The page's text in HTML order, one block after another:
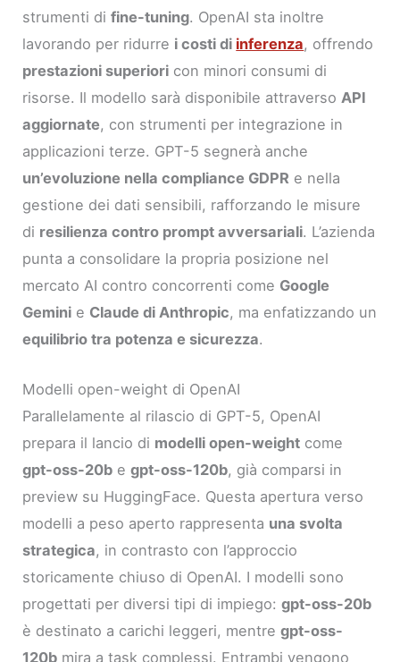
strumenti difine-tuning. OpenAI sta inoltre
lavorando per ridurre i costi di inferenza, offrendo
prestazioni superiori con minori consumi di
risorse. Il modello sarà disponibile attraverso API
aggiornate, con strumenti per integrazione in
applicazioni terze. GPT-5 segnerà anche
un’evoluzione nella compliance GDPR e nella
gestione dei dati sensibili, rafforzando le misure
di resilienza contro prompt avversariali. L’azienda
punta a consolidare la propria posizione nel
mercato AI contro concorrenti come Google
Gemini e Claude di Anthropic, ma enfatizzando un
equilibrio tra potenza e sicurezza.
Modelli open-weight di OpenAI
Parallelamente al rilascio di GPT-5, OpenAI
prepara il lancio di modelli open-weight come
gpt-oss-20b egpt-oss-120b, già comparsi in
preview su HuggingFace. Questa apertura verso
modelli a peso aperto rappresenta una svolta
strategica, in contrasto con l’approccio
storicamente chiuso di OpenAI. I modelli sono
progettati per diversi tipi di impiego:gpt-oss-20b
è destinato a carichi leggeri, mentregpt-oss-
120b mira a task complessi. Entrambi vengono